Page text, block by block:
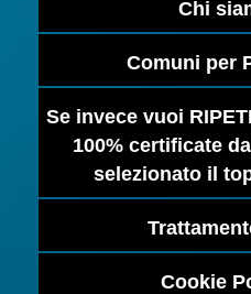
Chi
Comuni per
Se invece vuoi
100% certificate
selezionato il
Cookie